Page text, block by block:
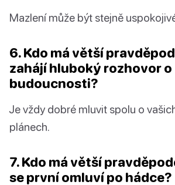
Mazlení může být stejně
6. Kdo má větší
zahájí hluboký rozhovor o
budoucnosti?
Je vždy dobré mluvit spolu o
plánech.
7. Kdo má větší
se první omluví po hádce?